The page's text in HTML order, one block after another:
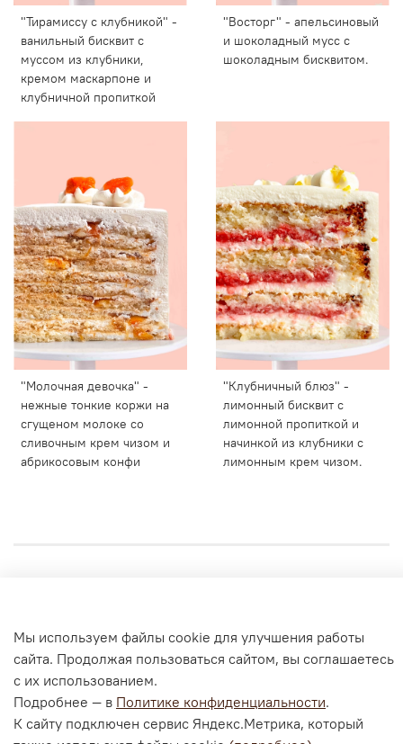
"Тирамиссу с клубникой" -
ванильный бисквит с
муссом из клубники,
кремом маскарпоне и
клубничной пропиткой
"Восторг" - апельсиновый
и шоколадный мусс с
шоколадным бисквитом.
"Молочная девочка" -
нежные тонкие коржи на
сгущеном молоке со
сливочным крем чизом и
абрикосовым конфи
"Клубничный блюз" -
лимонный бисквит с
лимонной пропиткой и
начинкой из клубники с
лимонным крем чизом.
Согласие на обработку персональных данных
Политика конфиденциальности и оферта
Согласие на ОПД с помощью «Яндекс.Метрика»
Мы используем файлы cookie для улучшения работы
сайта. Продолжая пользоваться сайтом, вы соглашаетесь
с их использованием.
Подробнее — в Политике конфиденциальности.
К сайту подключен сервис Яндекс.Метрика, который